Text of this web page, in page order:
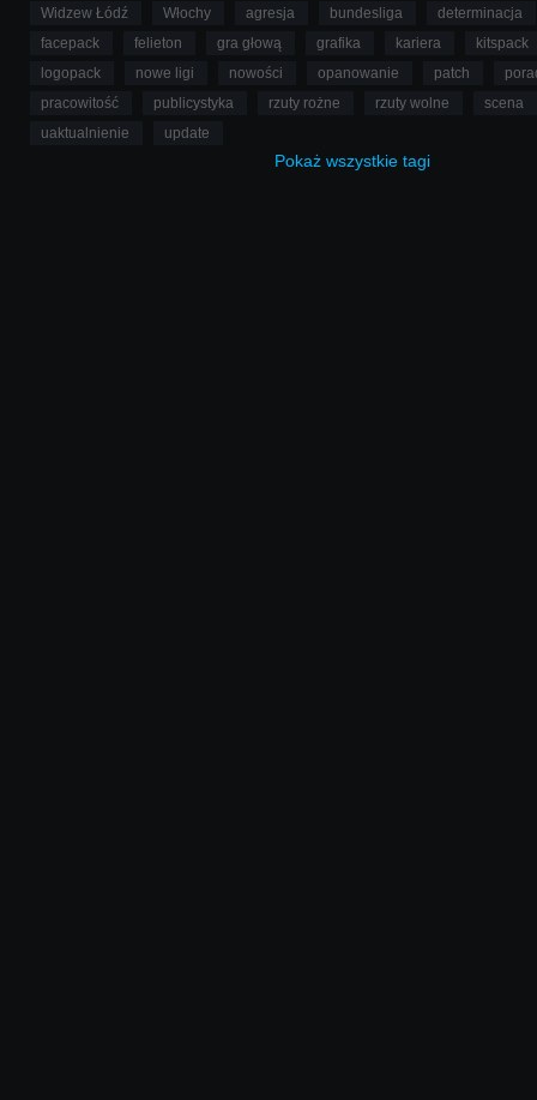
Widzew Łódź
Włochy agresja bundesliga
determinacja
facepack
felieton gra głową grafika kariera
kitspack
logopack
nowe ligi nowości opanowanie patch
pracowitość
publicystyka rzuty rożne rzuty wolne
scena
uaktualnienie
update
Pokaż wszystkie tagi